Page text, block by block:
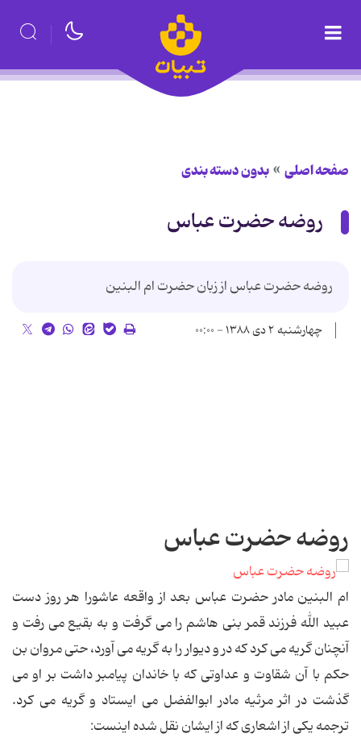
صفحه اصلی بدون دسته بندی
روضه حضرت عباس
روضه حضرت عباس از زبان حضرت ام البنین
چهارشنبه ۲ دی ۱۳۸۸ - ۰۰:۰۰
روضه حضرت عباس
ام البنین مادر حضرت عباس بعد از واقعه عاشورا هر روز دست
عبید الله فرزند قمر بنی هاشم را می گرفت و به بقیع می رفت و
آنچنان گریه می کرد که در و دیوار را به گریه می آورد، حتی مروان بن
حکم با آن شقاوت و عداوتی که با خاندان پیامبر داشت بر او می
گذشت در اثر مرثیه مادر ابوالفضل می ایستاد و گریه می کرد.
ترجمه یکی از اشعاری که از ایشان نقل شده اینست: